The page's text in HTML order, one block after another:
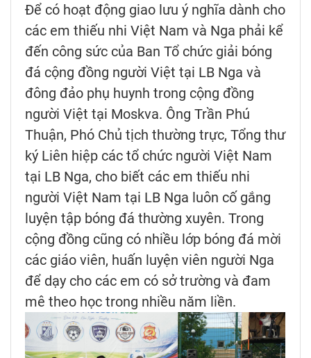
Để có hoạt động giao lưu ý nghĩa dành cho
các em thiếu nhi Việt Nam và Nga phải kể
đến công sức của Ban Tổ chức giải bóng
đá cộng đồng người Việt tại LB Nga và
đông đảo phụ huynh trong cộng đồng
người Việt tại Moskva. Ông Trần Phú
Thuận, Phó Chủ tịch thường trực, Tổng thư
ký Liên hiệp các tổ chức người Việt Nam
tại LB Nga, cho biết các em thiếu nhi
người Việt Nam tại LB Nga luôn cố gắng
luyện tập bóng đá thường xuyên. Trong
cộng đồng cũng có nhiều lớp bóng đá mời
các giáo viên, huấn luyện viên người Nga
để dạy cho các em có sở trường và đam
mê theo học trong nhiều năm liền.